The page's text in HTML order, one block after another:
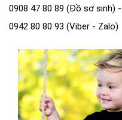
0908 47 80 89 (Đồ sơ sinh)
0942 80 80 93 (Viber - Zalo)